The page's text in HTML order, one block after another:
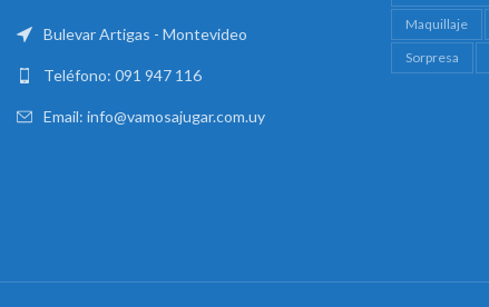
Bulevar Artigas - Montevideo
Teléfono: 091 947 116
Email: info@vamosajugar.com.uy
Maquillaje
Sorpresa